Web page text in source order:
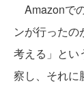
Amazonで
ンが行った
考える」とい
察し、それに